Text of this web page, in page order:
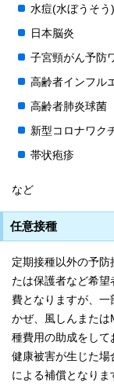
水痘(水ぼうそう)
日本脳炎
子宮頸がん予防
高齢者インフル
高齢者肺炎球菌
新型コロナワク
帯状疱疹
など
任意接種
定期接種以外の予防
たは保護者など希
費となりますが、一
かぜ、風しんまた
種費用の助成をして
健康被害が生じた
による補償となりま